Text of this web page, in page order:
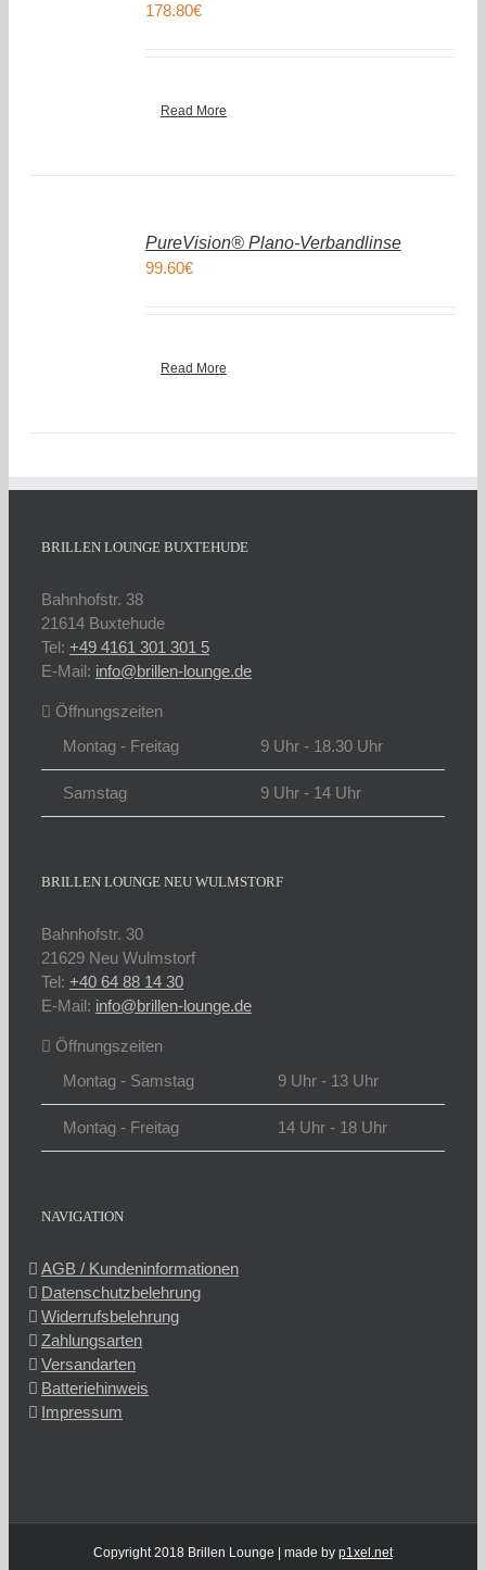
178.80€
Read More
PureVision® Plano-Verbandlinse
99.60€
Read More
BRILLEN LOUNGE BUXTEHUDE
Bahnhofstr. 38
21614 Buxtehude
Tel: +49 4161 301 301 5
E-Mail: info@brillen-lounge.de
Öffnungszeiten
Montag - Freitag
9 Uhr - 18.30 Uhr
Samstag 9 Uhr - 14 Uhr
BRILLEN LOUNGE NEU WULMSTORF
Bahnhofstr. 30
21629 Neu Wulmstorf
Tel: +40 64 88 14 30
E-Mail: info@brillen-lounge.de
Öffnungszeiten
Montag - Samstag
9 Uhr - 13 Uhr
Montag - Freitag 14 Uhr - 18 Uhr
NAVIGATION
AGB / Kundeninformationen
Datenschutzbelehrung
Widerrufsbelehrung
Zahlungsarten
Versandarten
Batteriehinweis
Impressum
Copyright 2018 Brillen Lounge | made by p1xel.net